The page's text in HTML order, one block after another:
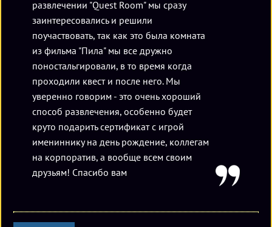
развлечении "Quest Room" мы сразу
заинтересовались и решили
поучаствовать, так как это была комната
из фильма "Пила" мы все дружно
поностальгировали, в то время когда
проходили квест и после него. Мы
уверенно говорим - это очень хороший
способ развлечения, особенно будет
круто подарить сертификат с игрой
имениннику на день рождение, коллегам
на корпоратив, а вообще всем своим
друзьям! Спасибо вам